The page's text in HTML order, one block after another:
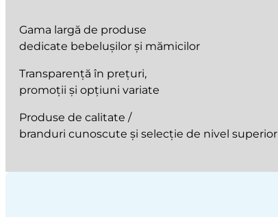
Gama largă de produse
dedicate bebelușilor și mămicilor
Transparență în prețuri,
promoții și opțiuni variate
Produse de calitate /
branduri cunoscute și selecție de nivel superior